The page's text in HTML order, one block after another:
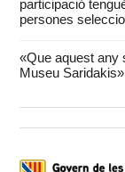
participació
persones
«Que aquest any
Museu Saridakis»